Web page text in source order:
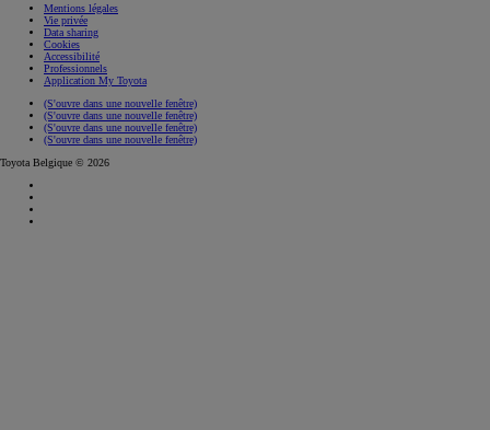
Mentions légales
Vie privée
Data sharing
Cookies
Accessibilité
Professionnels
Application My Toyota
(S'ouvre dans une nouvelle fenêtre)
(S'ouvre dans une nouvelle fenêtre)
(S'ouvre dans une nouvelle fenêtre)
(S'ouvre dans une nouvelle fenêtre)
Toyota Belgique © 2026